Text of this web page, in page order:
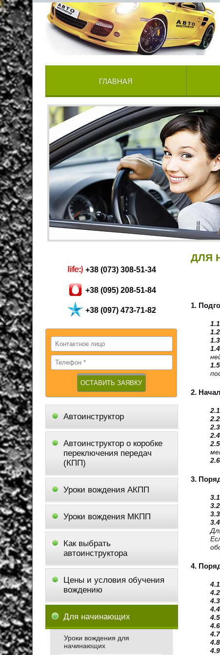
ГЛАВНАЯ
+38 (073) 308-51-34
+38 (095) 208-51-84
+38 (097) 473-71-82
Автоинструктор
Автоинструктор о коробке
переключения передач
(КПП)
Уроки вождения АКПП
Уроки вождения МКПП
Как выбрать
автоинструктора
Цены и условия обучения
вождению
Для начинающих
Уроки вождения для
начинающих
ДЛЯ
1.
1.2
2.
3.
4.